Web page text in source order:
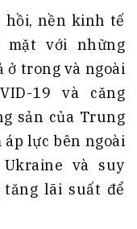
hồi, nền kinh tế
mặt với những
ở trong và ngoài
19 và căng
sản của Trung
lực bên ngoài
và suy
lãi suất để